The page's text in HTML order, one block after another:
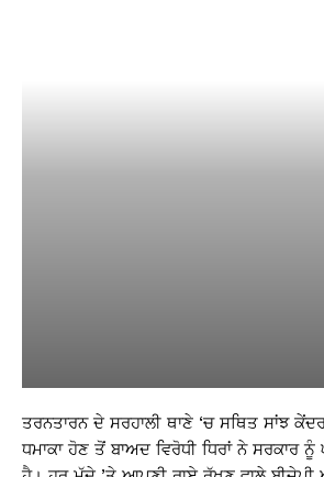
ਤਰਨਤਾਰਨ ਦੇ ਸਰਹਾਲੀ ਥਾਣੇ ‘ਚ ਸਥਿਤ ਸਾਂਝ
ਧਮਾਕਾ ਹੋਣ ਤੋਂ ਬਾਅਦ ਵਿਰੋਧੀ ਧਿਰਾਂ ਨੇ ਸਰਕਾਰ ਨੂੰ